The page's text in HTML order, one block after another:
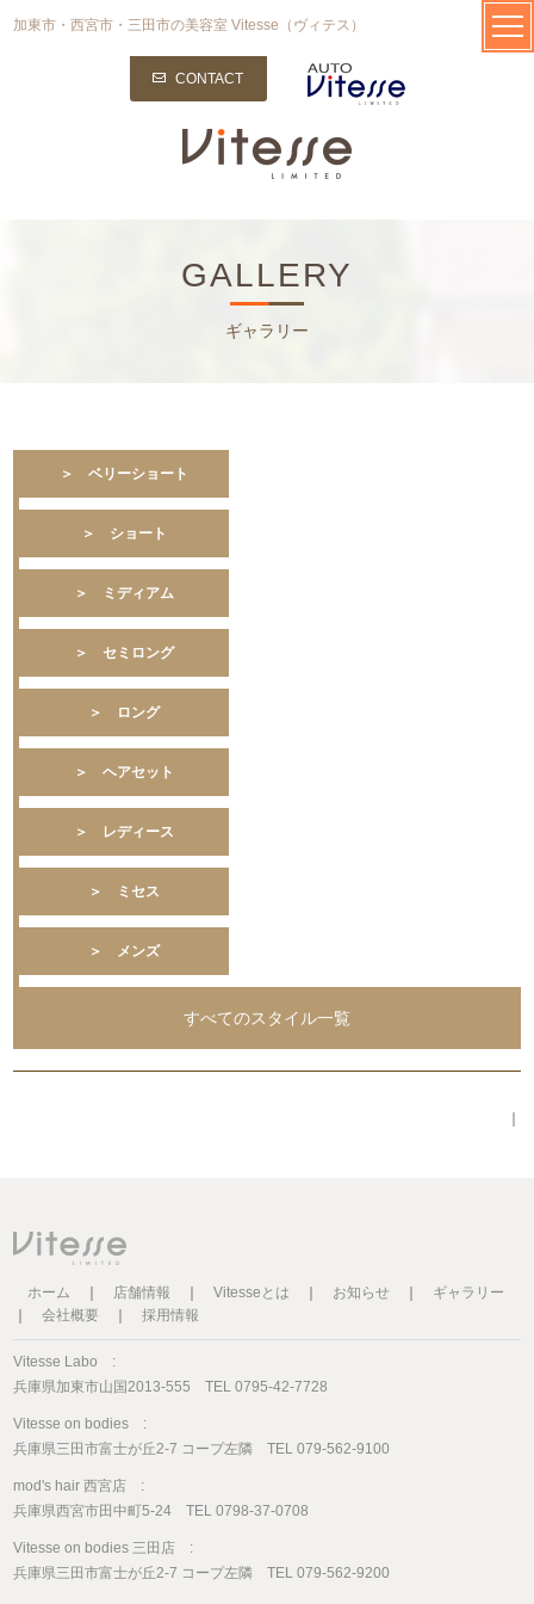
加東市・西宮市・三田市の美容室 Vitesse（ヴィテス）
CONTACT
GALLERY
ギャラリー
＞ ベリーショート
＞ ショート
＞ ミディアム
＞ セミロング
＞ ロング
＞ ヘアセット
＞ レディース
＞ ミセス
＞ メンズ
すべてのスタイル一覧
ホーム 店舗情報 Vitesseとは お知らせ
ギャラリー
会社概要 採用情報
Vitesse Labo :
兵庫県加東市山国2013-555 TEL 0795-42-7728
Vitesse on bodies :
兵庫県三田市富士が丘2-7 コープ左隣 TEL 079-562-9100
mod's hair 西宮店 :
兵庫県西宮市田中町5-24 TEL 0798-37-0708
Vitesse on bodies 三田店 :
兵庫県三田市富士が丘2-7 コープ左隣 TEL 079-562-9200